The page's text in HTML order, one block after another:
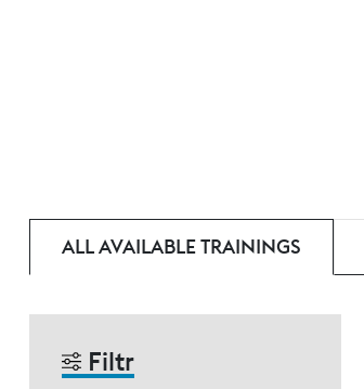
ALL AVAILABLE TRAININGS
Filtr